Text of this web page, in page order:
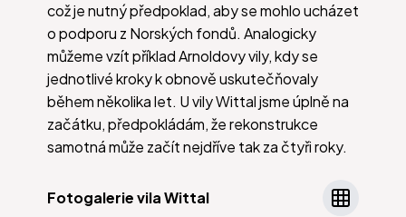
což je nutný předpoklad, aby se mohlo ucházet
o podporu z Norských fondů. Analogicky
můžeme vzít příklad Arnoldovy vily, kdy se
jednotlivé kroky k obnově uskutečňovaly
během několika let. U vily Wittal jsme úplně na
začátku, předpokládám, že rekonstrukce
samotná může začít nejdříve tak za čtyři roky.
Fotogalerie vila Wittal